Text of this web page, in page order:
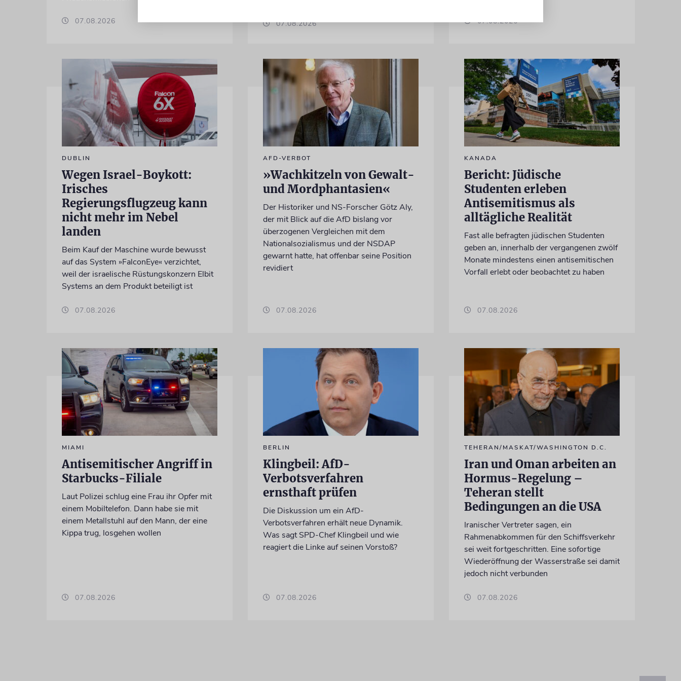
07.08.2026
07.08.2026
07.08.2026
DUBLIN
Wegen Israel-Boykott:
Irisches
Regierungsflugzeug kann
nicht mehr im Nebel
landen
Beim Kauf der Maschine wurde bewusst
auf das System »FalconEye« verzichtet,
weil der israelische Rüstungskonzern Elbit
Systems an dem Produkt beteiligt ist
07.08.2026
AFD-VERBOT
»Wachkitzeln von Gewalt-
und Mordphantasien«
Der Historiker und NS-Forscher Götz Aly,
der mit Blick auf die AfD bislang vor
überzogenen Vergleichen mit dem
Nationalsozialismus und der NSDAP
gewarnt hatte, hat offenbar seine Position
revidiert
07.08.2026
KANADA
Bericht: Jüdische
Studenten erleben
Antisemitismus als
alltägliche Realität
Fast alle befragten jüdischen Studenten
geben an, innerhalb der vergangenen zwölf
Monate mindestens einen antisemitischen
Vorfall erlebt oder beobachtet zu haben
07.08.2026
MIAMI
Antisemitischer Angriff in
Starbucks-Filiale
Laut Polizei schlug eine Frau ihr Opfer mit
einem Mobiltelefon. Dann habe sie mit
einem Metallstuhl auf den Mann, der eine
Kippa trug, losgehen wollen
07.08.2026
BERLIN
Klingbeil: AfD-
Verbotsverfahren
ernsthaft prüfen
Die Diskussion um ein AfD-
Verbotsverfahren erhält neue Dynamik.
Was sagt SPD-Chef Klingbeil und wie
reagiert die Linke auf seinen Vorstoß?
07.08.2026
TEHERAN/MASKAT/WASHINGTON D.C.
Iran und Oman arbeiten an
Hormus-Regelung –
Teheran stellt
Bedingungen an die USA
Iranischer Vertreter sagen, ein
Rahmenabkommen für den Schiffsverkehr
sei weit fortgeschritten. Eine sofortige
Wiederöffnung der Wasserstraße sei damit
jedoch nicht verbunden
07.08.2026